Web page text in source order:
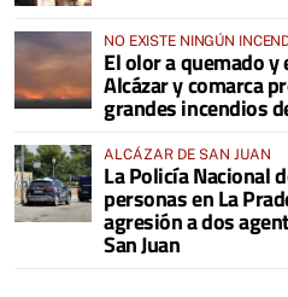
NO EXISTE NINGÚN
COMARCA
El olor a quemado y
Alcázar y comarca
grandes incendios
ALCÁZAR DE SAN JUAN
La Policía Nacional
personas en La
agresión a dos
San Juan